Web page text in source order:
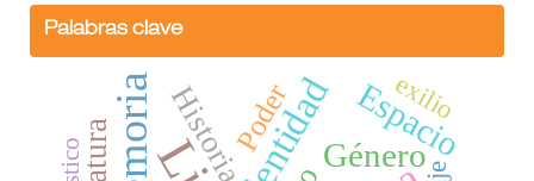
Palabras clave
IdentidadGénero
Espacio
HistoriaPoder exilio